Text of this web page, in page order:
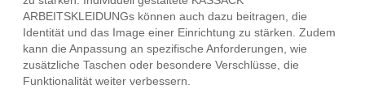
ARBEITSKLEIDUNGs können auch dazu beitragen, die
Identität und das Image einer Einrichtung zu stärken. Zudem
kann die Anpassung an spezifische Anforderungen, wie
zusätzliche Taschen oder besondere Verschlüsse, die
Funktionalität weiter verbessern.